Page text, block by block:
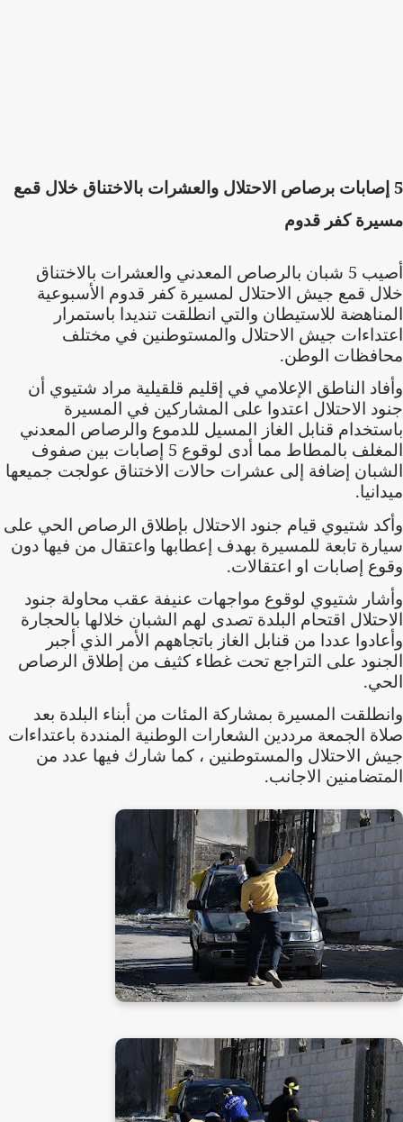
5 إصابات برصاص الاحتلال والعشرات بالاختناق خلال قمع
مسيرة كفر قدوم
أصيب 5 شبان بالرصاص المعدني والعشرات بالاختناق
خلال قمع جيش الاحتلال لمسيرة كفر قدوم الأسبوعية
المناهضة للاستيطان والتي انطلقت تنديدا باستمرار
اعتداءات جيش الاحتلال والمستوطنين في مختلف
محافظات الوطن.
وأفاد الناطق الإعلامي في إقليم قلقيلية مراد شتيوي أن
جنود الاحتلال اعتدوا على المشاركين في المسيرة
باستخدام قنابل الغاز المسيل للدموع والرصاص المعدني
المغلف بالمطاط مما أدى لوقوع 5 إصابات بين صفوف
الشبان إضافة إلى عشرات حالات الاختناق عولجت جميعها
ميدانيا.
وأكد شتيوي قيام جنود الاحتلال بإطلاق الرصاص الحي على
سيارة تابعة للمسيرة بهدف إعطابها واعتقال من فيها دون
وقوع إصابات او اعتقالات.
وأشار شتيوي لوقوع مواجهات عنيفة عقب محاولة جنود
الاحتلال اقتحام البلدة تصدى لهم الشبان خلالها بالحجارة
وأعادوا عددا من قنابل الغاز باتجاههم الأمر الذي أجبر
الجنود على التراجع تحت غطاء كثيف من إطلاق الرصاص
الحي.
وانطلقت المسيرة بمشاركة المئات من أبناء البلدة بعد
صلاة الجمعة مرددين الشعارات الوطنية المنددة باعتداءات
جيش الاحتلال والمستوطنين ، كما شارك فيها عدد من
المتضامنين الاجانب.